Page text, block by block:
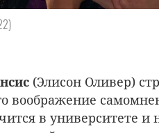
(Элисон Оливер)
воображение
в университете и